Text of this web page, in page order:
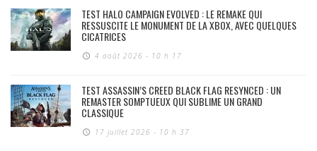
TEST HALO CAMPAIGN EVOLVED : LE REMAKE QUI
RESSUSCITE LE MONUMENT DE LA XBOX, AVEC QUELQUES
CICATRICES
4 août 2026 - 10 h 17
TEST ASSASSIN’S CREED BLACK FLAG RESYNCED : UN
REMASTER SOMPTUEUX QUI SUBLIME UN GRAND
CLASSIQUE
17 juillet 2026 - 10 h 37